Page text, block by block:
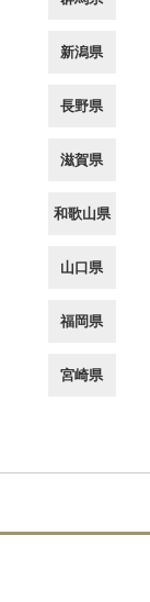
新潟県
長野県
滋賀県
和歌山県
山口県
福岡県
宮崎県